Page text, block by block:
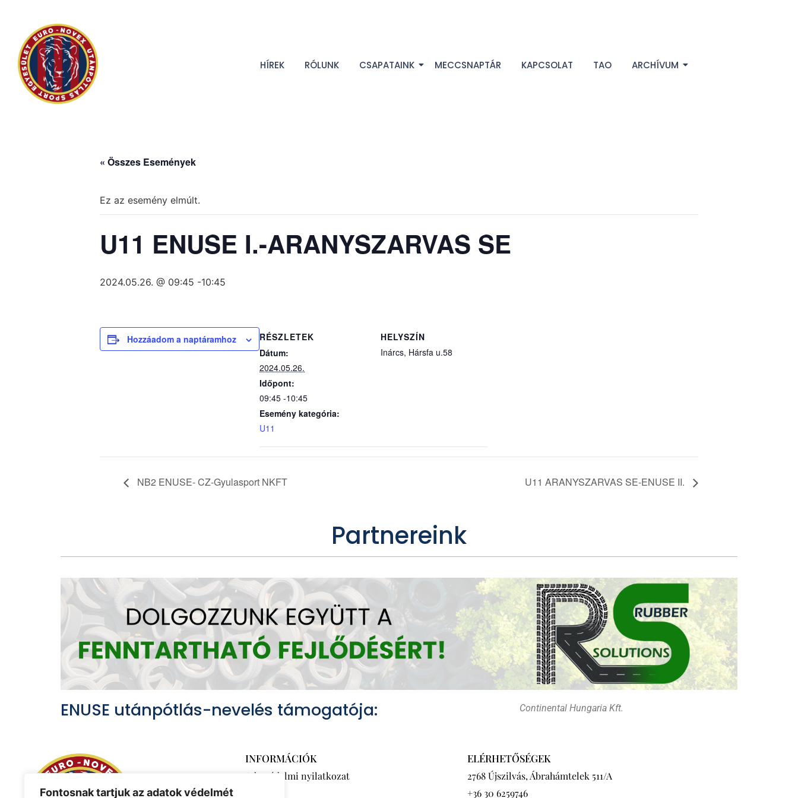
Fontosnak tartjuk az adatok védelmét
HÍREK RÓLUNK CSAPATAINK MECCSNAPTÁR KAPCSOLAT TAO ARCHÍVUM
« Összes Események
Ez az esemény elmúlt.
U11 ENUSE I.-ARANYSZARVAS SE
2024.05.26. @ 09:45 -10:45
Hozzáadom a naptáramhoz
RÉSZLETEK
Dátum:
2024.05.26.
Időpont:
09:45 -10:45
Esemény kategória:
U11
HELYSZÍN
Inárcs, Hársfa u.58
NB2 ENUSE- CZ-Gyulasport NKFT U11 ARANYSZARVAS SE-ENUSE II.
Partnereink
ENUSE utánpótlás-nevelés támogatója: Continental Hungaria Kft.
INFORMÁCIÓK
Adatvédelmi nyilatkozat
ELÉRHETŐSÉGEK
2768 Újszilvás, Ábrahámtelek 511/A
+36 30 6259746